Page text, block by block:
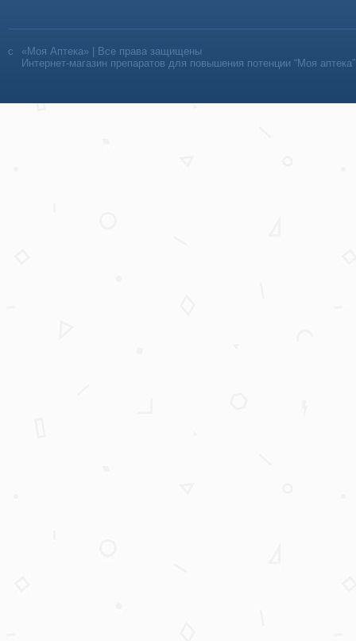
«Моя Аптека» | Все права защищены
Интернет-магазин препаратов для повышения потенции “Моя